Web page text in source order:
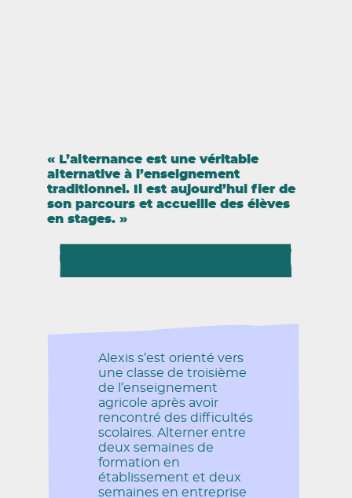
L’alternance est une véritable
alternative à l’enseignement
traditionnel. Il est aujourd’hui fier de
son parcours et accueille des élèves
en stages.
Alexis s’est orienté vers
une classe de troisième
de l’enseignement
agricole après avoir
rencontré des difficultés
scolaires. Alterner entre
deux semaines de
formation en
établissement et deux
semaines en entreprise